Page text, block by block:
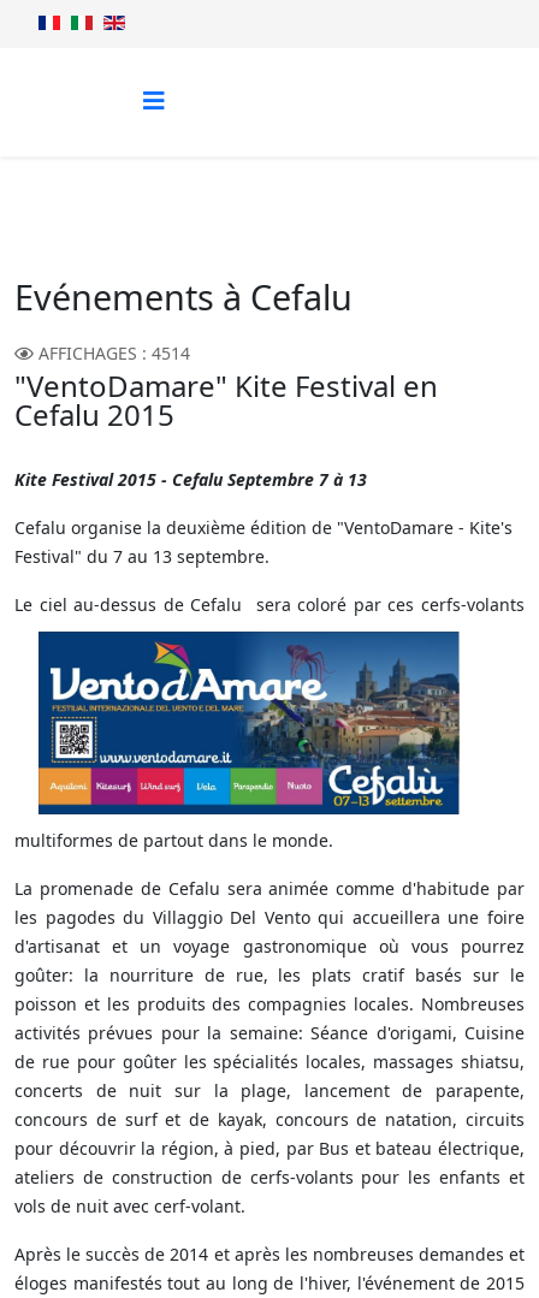
Evénements à Cefalu
AFFICHAGES : 4514
"VentoDamare" Kite Festival en
Cefalu 2015
Kite Festival 2015 - Cefalu Septembre 7 à 13
Cefalu organise la deuxième édition de "VentoDamare - Kite's
Festival" du 7 au 13 septembre.
Le ciel au-dessus de Cefalu sera coloré par ces cerfs-volants
multiformes de partout dans le monde.
La promenade de Cefalu sera animée comme d'habitude par
les pagodes du Villaggio Del Vento qui accueillera une foire
d'artisanat et un voyage gastronomique où vous pourrez
goûter: la nourriture de rue, les plats cratif basés sur le
poisson et les produits des compagnies locales. Nombreuses
activités prévues pour la semaine: Séance d'origami, Cuisine
de rue pour goûter les spécialités locales, massages shiatsu,
concerts de nuit sur la plage, lancement de parapente,
concours de surf et de kayak, concours de natation, circuits
pour découvrir la région, à pied, par Bus et bateau électrique,
ateliers de construction de cerfs-volants pour les enfants et
vols de nuit avec cerf-volant.
Après le succès de 2014 et après les nombreuses demandes et
éloges manifestés tout au long de l'hiver, l'événement de 2015